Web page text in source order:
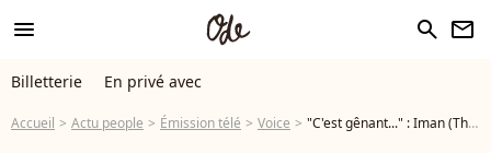
menu search newsletter
Billetterie En privé avec
Accueil Actu people Émission télé Voice "C'est gênant..." : Iman (The Voice) critiquée pour avoir "piqué" un titre de Louane, Vianney tente de la défendre